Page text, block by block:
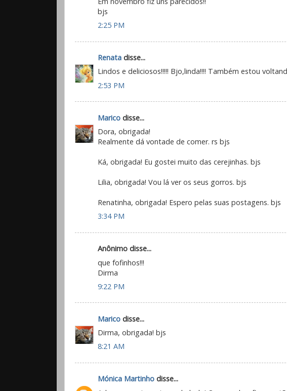
bjs
2:25 PM
Renata disse...
Lindos e deliciosos!!!!! Bjo,linda!!!! Também estou
2:53 PM
Marico disse...
Dora, obrigada!
Realmente dá vontade de comer. rs bjs
Ká, obrigada! Eu gostei muito das cerejinhas. bjs
Lilia, obrigada! Vou lá ver os seus gorros. bjs
Renatinha, obrigada! Espero pelas suas postagens. bjs
3:34 PM
Anônimo disse...
que fofinhos!!!
Dirma
9:22 PM
Marico disse...
Dirma, obrigada! bjs
8:21 AM
Mónica Martinho disse...